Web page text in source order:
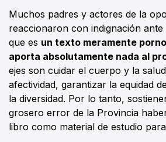
Muchos padres y actores de la
reaccionaron con indignación
que es un texto meramente
aporta absolutamente nada al
ejes son cuidar el cuerpo y la
afectividad, garantizar la equidad
la diversidad. Por lo tanto,
grosero error de la Provincia
libro como material de estudio